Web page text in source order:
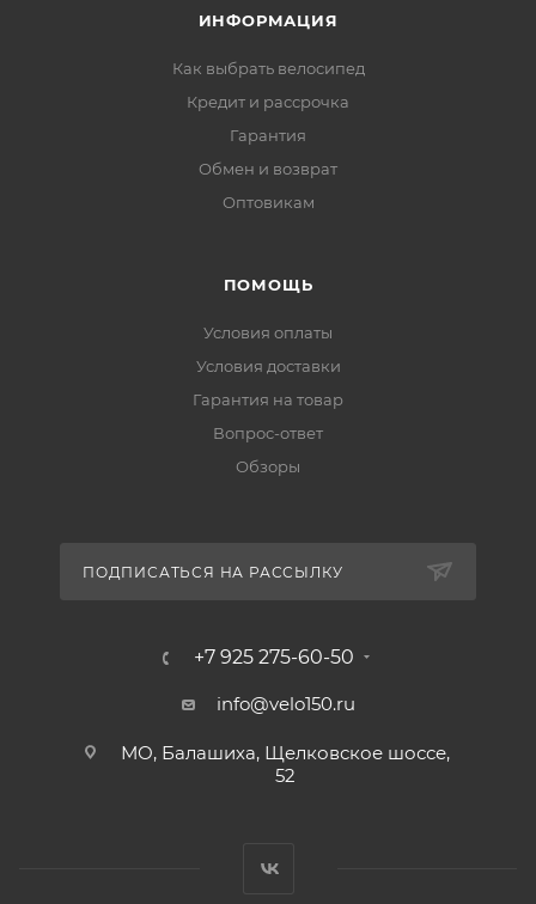
ИНФОРМАЦИЯ
Как выбрать велосипед
Кредит и рассрочка
Гарантия
Обмен и возврат
Оптовикам
ПОМОЩЬ
Условия оплаты
Условия доставки
Гарантия на товар
Вопрос-ответ
Обзоры
ПОДПИСАТЬСЯ НА РАССЫЛКУ
+7 925 275-60-50
info@velo150.ru
МО, Балашиха, Щелковское шоссе,
52